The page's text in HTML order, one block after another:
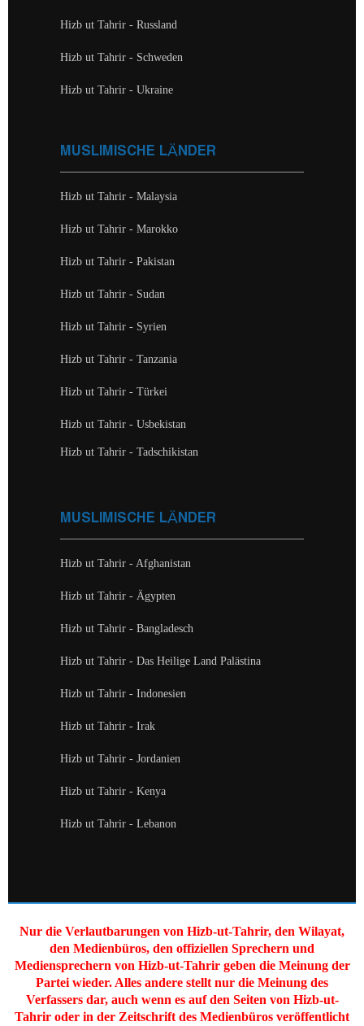
Hizb ut Tahrir - Russland
Hizb ut Tahrir - Schweden
Hizb ut Tahrir - Ukraine
MUSLIMISCHE LÄNDER
Hizb ut Tahrir - Malaysia
Hizb ut Tahrir - Marokko
Hizb ut Tahrir - Pakistan
Hizb ut Tahrir - Sudan
Hizb ut Tahrir - Syrien
Hizb ut Tahrir - Tanzania
Hizb ut Tahrir - Türkei
Hizb ut Tahrir - Usbekistan
Hizb ut Tahrir - Tadschikistan
MUSLIMISCHE LÄNDER
Hizb ut Tahrir - Afghanistan
Hizb ut Tahrir - Ägypten
Hizb ut Tahrir - Bangladesch
Hizb ut Tahrir - Das Heilige Land Palästina
Hizb ut Tahrir - Indonesien
Hizb ut Tahrir - Irak
Hizb ut Tahrir - Jordanien
Hizb ut Tahrir - Kenya
Hizb ut Tahrir - Lebanon
Nur die Verlautbarungen von Hizb-ut-Tahrir, den Wilayat,
den Medienbüros, den offiziellen Sprechern und
Mediensprechern von Hizb-ut-Tahrir geben die Meinung der
Partei wieder. Alles andere stellt nur die Meinung des
Verfassers dar, auch wenn es auf den Seiten von Hizb-ut-
Tahrir oder in der Zeitschrift des Medienbüros veröffentlicht